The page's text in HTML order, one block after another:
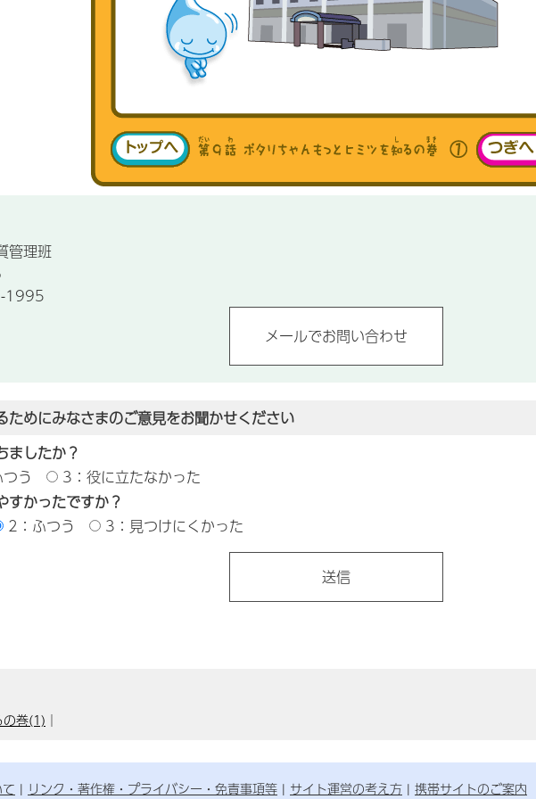
管理班
1995
ためにみなさまのご意見をお聞かせください
ましたか？
う
3：役に立たなかった
すかったですか？
2：ふつう 3：見つけにくかった
の巻(1) ｜
リンク・著作権・プライバシー・免責事項等 サイト運営の考え方 携帯サイトのご案内